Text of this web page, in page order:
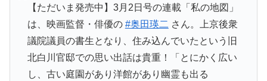
【ただいま発売中】3月2日号の連載「私の地図」
は、映画監督・俳優の #奥田瑛二 さん。上京後衆
議院議員の書生となり、住み込んでいたという旧
北白川官邸での思い出話は貴重！「とにかく広い
し、古い庭園があり洋館があり幽霊も出る